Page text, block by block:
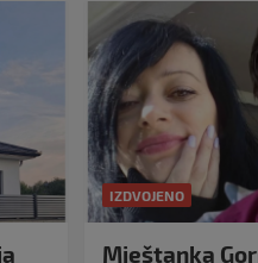
IZDVOJENO
Mještanka